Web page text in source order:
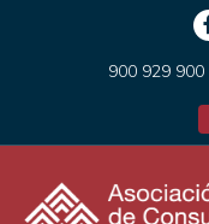
900 929 900